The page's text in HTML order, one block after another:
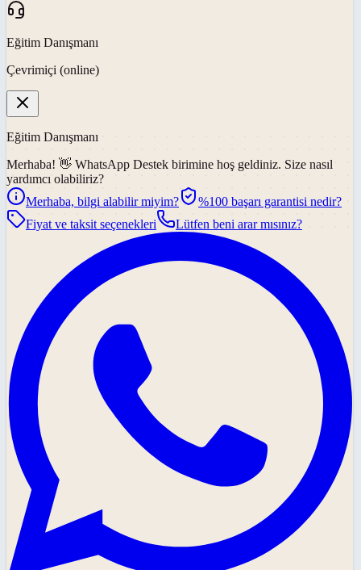
Eğitim Danışmanı
Çevrimiçi (online)
Eğitim Danışmanı
Merhaba! 👋 WhatsApp Destek birimine hoş geldiniz. Size nasıl
yardımcı olabiliriz?
Merhaba, bilgi alabilir miyim?
%100 başarı garantisi nedir?
Fiyat ve taksit seçenekleri
Lütfen beni arar mısınız?